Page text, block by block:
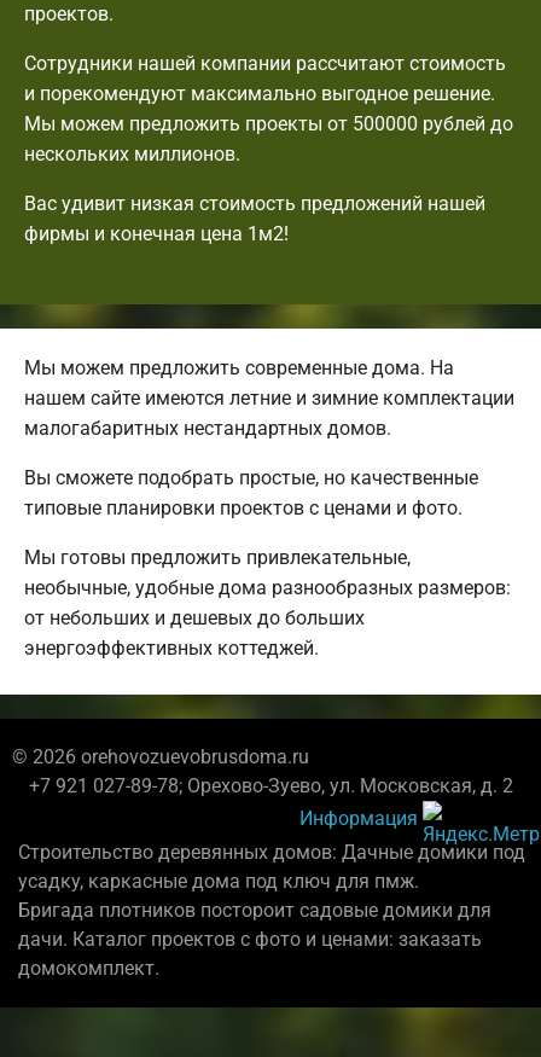
проектов.
Сотрудники нашей компании рассчитают стоимость
и порекомендуют максимально выгодное решение.
Мы можем предложить проекты от 500000 рублей до
нескольких миллионов.
Вас удивит низкая стоимость предложений нашей
фирмы и конечная цена 1м2!
Мы можем предложить современные дома. На
нашем сайте имеются летние и зимние комплектации
малогабаритных нестандартных домов.
Вы сможете подобрать простые, но качественные
типовые планировки проектов с ценами и фото.
Мы готовы предложить привлекательные,
необычные, удобные дома разнообразных размеров:
от небольших и дешевых до больших
энергоэффективных коттеджей.
© 2026 orehovozuevobrusdoma.ru
+7 921 027-89-78; Орехово-Зуево, ул. Московская, д. 2
Информация
Строительство деревянных домов: Дачные домики под
усадку, каркасные дома под ключ для пмж.
Бригада плотников постороит садовые домики для
дачи. Каталог проектов с фото и ценами: заказать
домокомплект.